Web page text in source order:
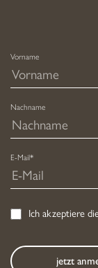
Vorname
Nachname
E-Mail*
Ich akzeptiere